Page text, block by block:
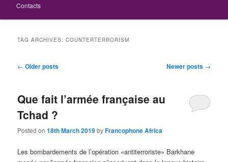
Contacts
TAG ARCHIVES:COUNTERTERRORISM
Post
← Older posts Newer posts →
Que fait l’armée française au
Tchad ?
Posted on18th March 2019byFrancophone Africa
Les bombardements de l’opération «antiterroriste» Barkhane